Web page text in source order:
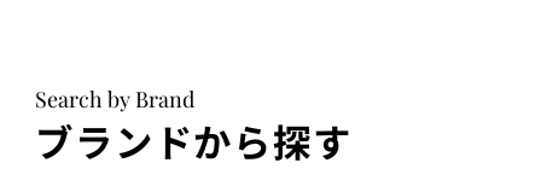
Search by Brand
ブランドから探す